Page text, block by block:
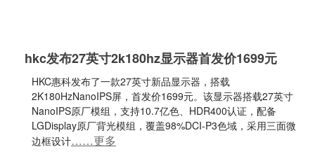
hkc发布27英寸2k180hz显示器首发价1699元
HKC惠科发布了一款27英寸新品显示器，搭载
2K180HzNanoIPS屏，首发价1699元。该显示器搭载27英寸
NanoIPS原厂模组，支持10.7亿色、HDR400认证，配备
LGDisplay原厂背光模组，覆盖98%DCI-P3色域，采用三面微
边框设计……更多